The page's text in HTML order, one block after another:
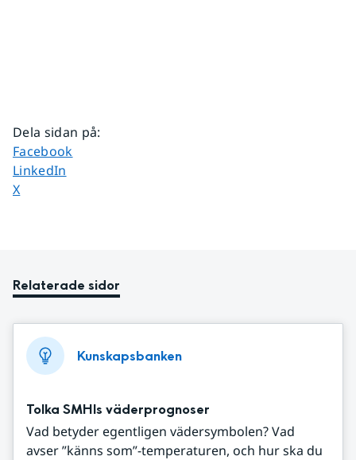
Dela sidan på:
Dela sidan på
Facebook
Dela sidan på
LinkedIn
Dela sidan på
X
Relaterade sidor
Kunskapsbanken
Tolka SMHIs väderprognoser
Vad betyder egentligen vädersymbolen? Vad
avser ”känns som”-temperaturen, och hur ska du